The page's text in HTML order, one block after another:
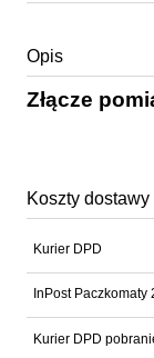
Opis
Złącze
Koszty dostawy
Cena nie
Kurier DPD
InPost Paczkomaty
Kurier DPD